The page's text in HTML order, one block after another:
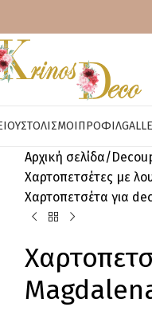
ΣΤΟΛΙΣΜΟΊΠΡΟΦΊΛ
Αρχική σελίδα
Χαρτοπετσέτες με
Χαρτοπετσέτα για